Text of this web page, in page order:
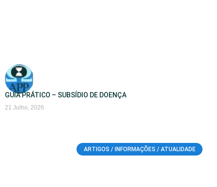
GUIA PRÁTICO – SUBSÍDIO DE DOENÇA
21 Julho, 2026
ARTIGOS / INFORMAÇÕES / ATUALIDADE